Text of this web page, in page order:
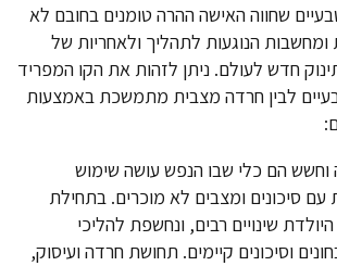
שחווה האישה ההרה טומנים בחובם לא
הנוגעות לתהליך ולאחריות של
חדש לעולם. ניתן לזהות את הקו המפריד
לבין חרדה מצבית מתמשכת באמצעות
וחשש הם כלי שבו הנפש עושה שימוש
סיכונים ומצבים לא מוכרים. בתחילת
היולדת שינויים רבים, ונחשפת להליכי
וסיכונים קיימים. תחושת חרדה ועיסוק,